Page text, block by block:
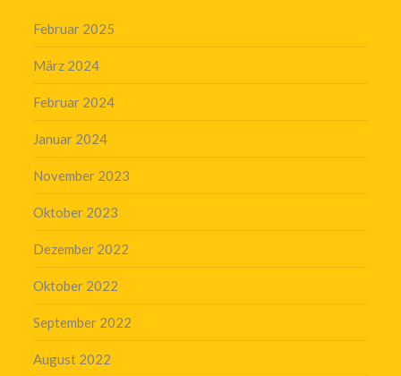
Februar 2025
März 2024
Februar 2024
Januar 2024
November 2023
Oktober 2023
Dezember 2022
Oktober 2022
September 2022
August 2022